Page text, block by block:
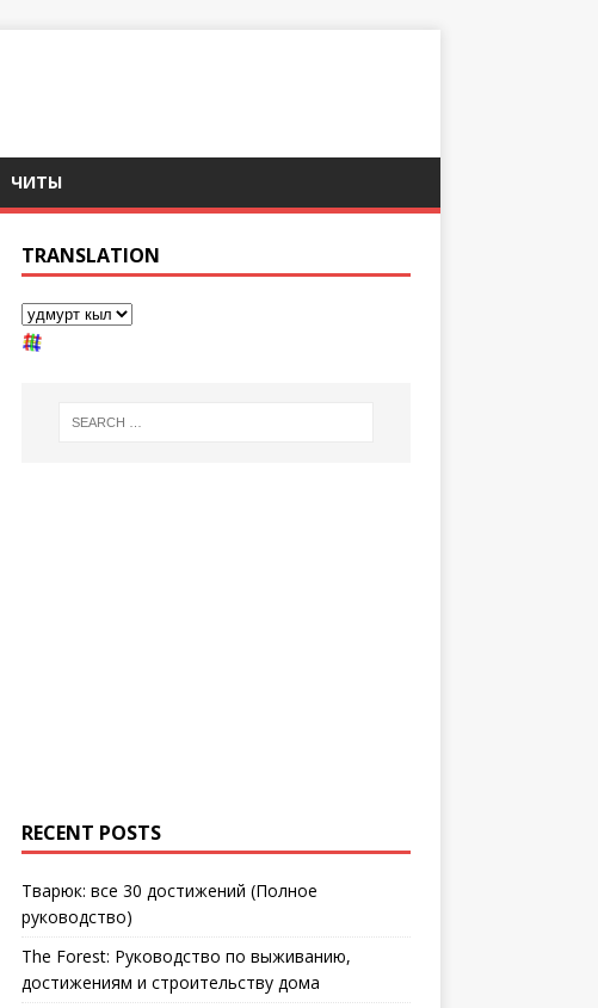
ЧИТЫ
TRANSLATION
RECENT POSTS
Тварюк: все 30 достижений (Полное
руководство)
The Forest: Руководство по выживанию,
достижениям и строительству дома